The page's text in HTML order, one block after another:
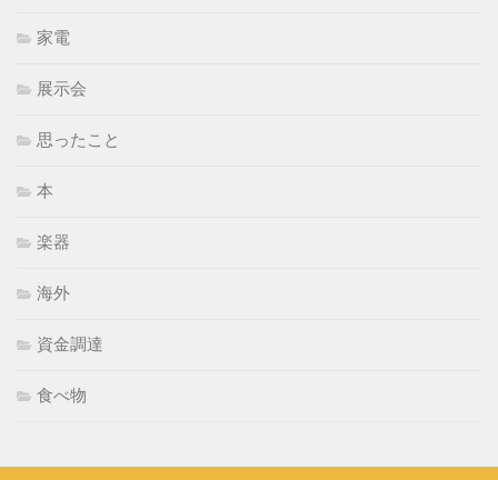
家電
展示会
思ったこと
本
楽器
海外
資金調達
食べ物